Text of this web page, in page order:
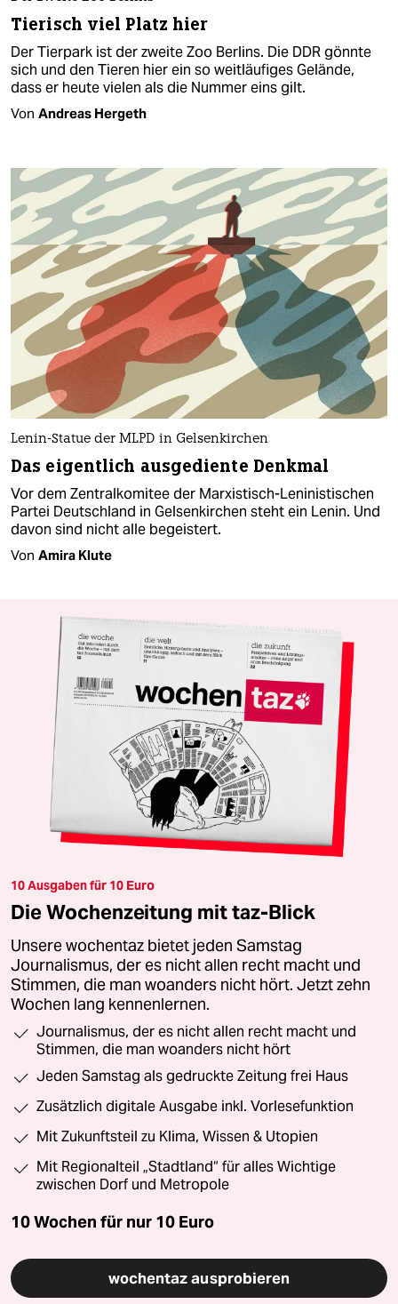
Tierisch viel Platz hier
Der Tierpark ist der zweite Zoo Berlins. Die DDR gönnte
sich und den Tieren hier ein so weitläufiges Gelände,
dass er heute vielen als die Nummer eins gilt.
Von Andreas Hergeth
Lenin-Statue der MLPD in Gelsenkirchen
Das eigentlich ausgediente Denkmal
Vor dem Zentralkomitee der Marxistisch-Leninistischen
Partei Deutschland in Gelsenkirchen steht ein Lenin. Und
davon sind nicht alle begeistert.
Von Amira Klute
10 Ausgaben für 10 Euro
Die Wochenzeitung mit taz-Blick
Unsere wochentaz bietet jeden Samstag
Journalismus, der es nicht allen recht macht und
Stimmen, die man woanders nicht hört. Jetzt zehn
Wochen lang kennenlernen.
Journalismus, der es nicht allen recht macht und
Stimmen, die man woanders nicht hört
Jeden Samstag als gedruckte Zeitung frei Haus
Zusätzlich digitale Ausgabe inkl. Vorlesefunktion
Mit Zukunftsteil zu Klima, Wissen & Utopien
Mit Regionalteil „Stadtland“ für alles Wichtige
zwischen Dorf und Metropole
10 Wochen für nur 10 Euro
wochentaz ausprobieren